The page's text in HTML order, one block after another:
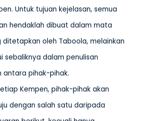
Untuk tujuan kejelasan, semua
hendaklah dibuat dalam mata
ditetapkan oleh Taboola, melainkan
sebaliknya dalam penulisan
antara pihak-pihak.
Kempen, pihak-pihak akan
dengan salah satu daripada